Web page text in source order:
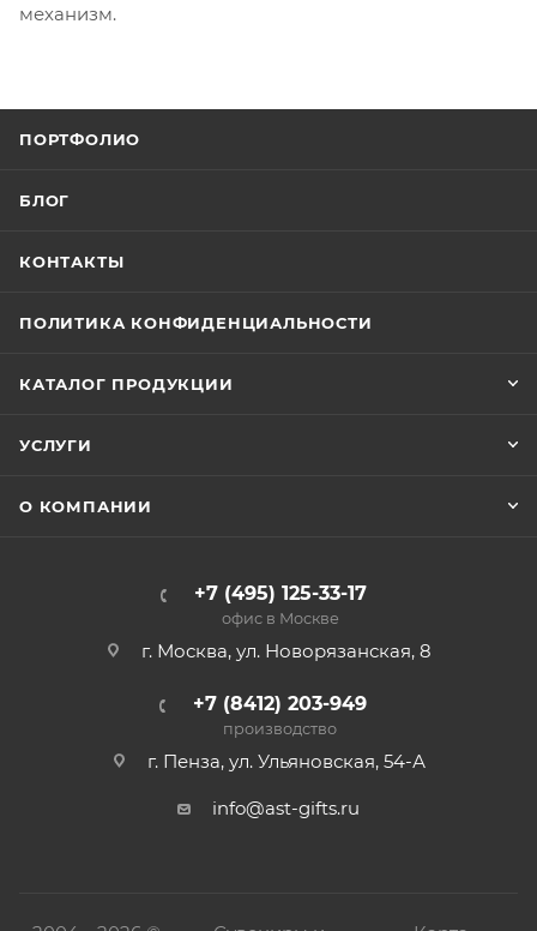
механизм.
ПОРТФОЛИО
БЛОГ
КОНТАКТЫ
ПОЛИТИКА КОНФИДЕНЦИАЛЬНОСТИ
КАТАЛОГ ПРОДУКЦИИ
УСЛУГИ
О КОМПАНИИ
+7 (495) 125-33-17
офис в Москве
г. Москва, ул. Новорязанская, 8
+7 (8412) 203-949
производство
г. Пенза, ул. Ульяновская, 54-А
info@ast-gifts.ru